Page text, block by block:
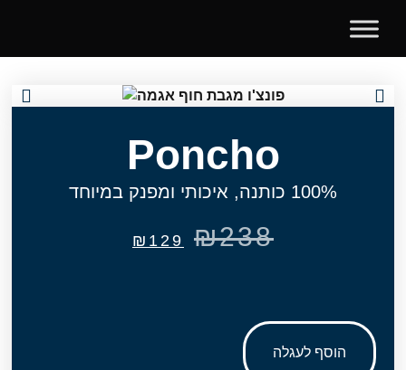
Poncho
100% כותנה, איכותי ומפנק במיוחד
₪238
₪ 129
הוסף לעגלה